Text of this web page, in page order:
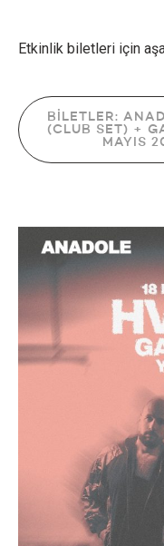
Etkinlik biletleri için
BİLETLER:
(CLUB SET) +
MAYIS